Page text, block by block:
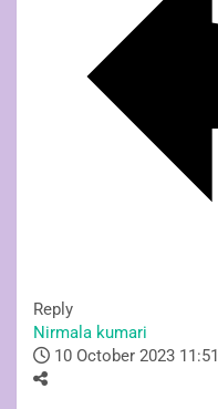
Reply
Nirmala kumari
10 October 2023 11:51